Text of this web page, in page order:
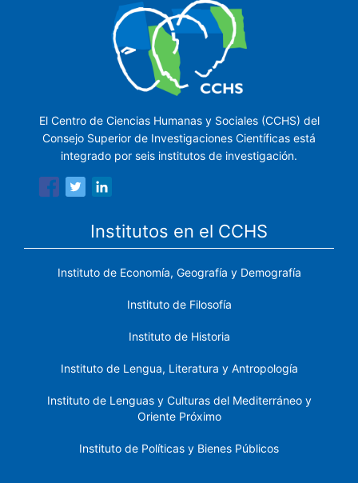
El Centro de Ciencias Humanas y Sociales (CCHS) del
Consejo Superior de Investigaciones Científicas está
integrado por seis institutos de investigación.
Institutos en el CCHS
Instituto de Economía, Geografía y Demografía
Instituto de Filosofía
Instituto de Historia
Instituto de Lengua, Literatura y Antropología
Instituto de Lenguas y Culturas del Mediterráneo y
Oriente Próximo
Instituto de Políticas y Bienes Públicos